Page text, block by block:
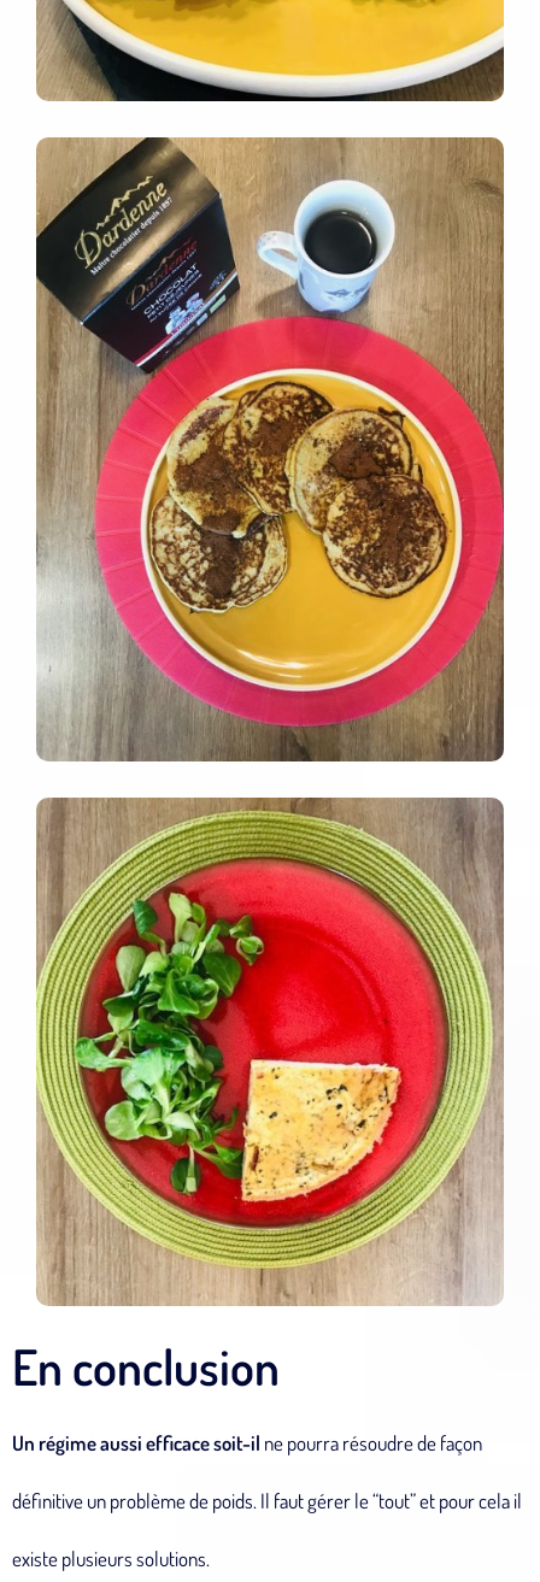
En conclusion
Un régime aussi efficace soit-il ne pourra résoudre de façon
définitive un problème de poids. Il faut gérer le “tout” et pour cela il
existe plusieurs solutions.